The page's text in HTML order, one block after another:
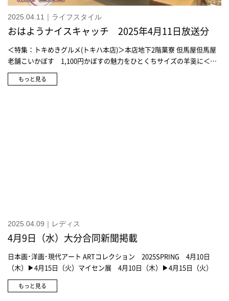
2025.04.11｜ライフスタイル
おはようナイスキャッチ 2025年4月11日放送分
＜特集：トキめきグルメ(トキハ本店)＞本店地下2階菓寮 但馬屋但馬屋
老舗こいかぼす 1,100円かぼすの魅力をひとくちサイズの羊羹に＜特
集：行楽アイテム(トキハ本店)＞アシーナ ニューヨーク日傘 20,680円
アシーナ ニューヨーク晴雨兼用傘 27,500円ヘレンカミンスキー帽
もっと見る
2025.04.09｜レディス
4月9日（水）大分合同新聞掲載
日本画･洋画･現代アート ARTコレクション 2025SPRING 4月10日
（木）▶4月15日（火）マイセン展 4月10日（木）▶4月15日（火）
もっと見る